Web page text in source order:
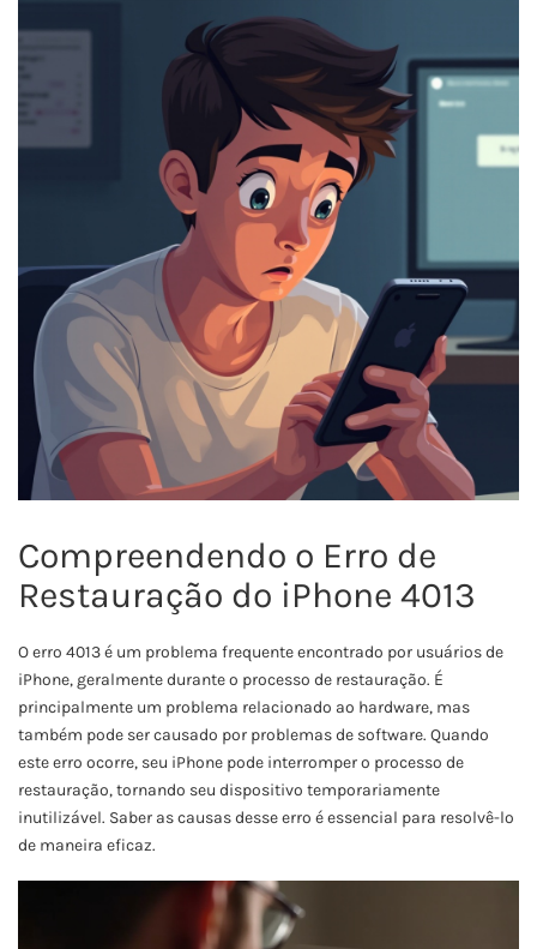
Compreendendo o Erro de
Restauração do iPhone 4013
O erro 4013 é um problema frequente encontrado por usuários de
iPhone, geralmente durante o processo de restauração. É
principalmente um problema relacionado ao hardware, mas
também pode ser causado por problemas de software. Quando
este erro ocorre, seu iPhone pode interromper o processo de
restauração, tornando seu dispositivo temporariamente
inutilizável. Saber as causas desse erro é essencial para resolvê-lo
de maneira eficaz.